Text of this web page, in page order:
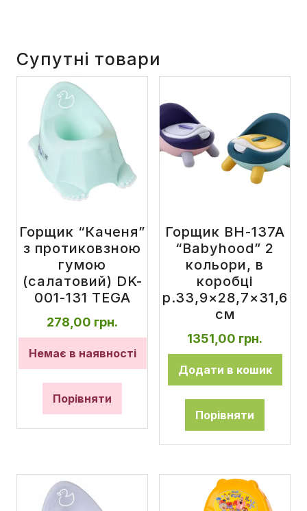
Супутні товари
Горщик “Каченя”
з протиковзною
гумою
(салатовий) DK-
001-131 TEGA
278,00 грн.
Немає в наявності
Порівняти
Горщик BH-137A
“Babyhood” 2
кольори, в
коробці
р.33,9×28,7×31,6
см
1351,00 грн.
Додати в кошик
Порівняти